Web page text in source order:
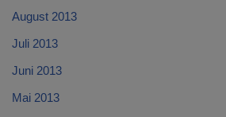
August 2013
Juli 2013
Juni 2013
Mai 2013